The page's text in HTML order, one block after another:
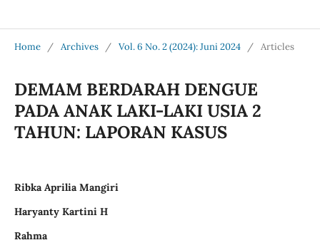
Home / Archives / Vol. 6 No. 2 (2024): Juni 2024 / Articles
DEMAM BERDARAH DENGUE
PADA ANAK LAKI-LAKI USIA 2
TAHUN: LAPORAN KASUS
Ribka Aprilia Mangiri
Haryanty Kartini H
Rahma